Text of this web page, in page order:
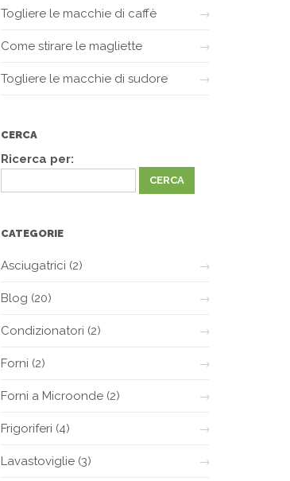
Togliere le macchie di caffè
Come stirare le magliette
Togliere le macchie di sudore
CERCA
Ricerca per:
CATEGORIE
Asciugatrici (2)
Blog (20)
Condizionatori (2)
Forni (2)
Forni a Microonde(2)
Frigoriferi (4)
Lavastoviglie(3)